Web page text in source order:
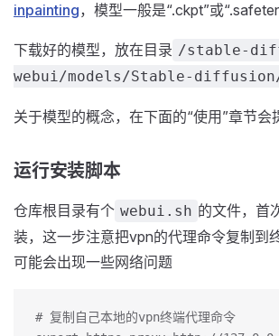
inpainting，模型一般是“.ckpt”或
下载好的模型，放在目录 /stable-
webui/models/Stable-
关于模型的概念，在下面的“使用”章节会
运行安装脚本
仓库根目录有个 webui.sh 的文件，首
装，这一步注意把vpn的代理命令复制到
可能会出现一些网络问题
# 复制自己本地的vpn终端代理命令